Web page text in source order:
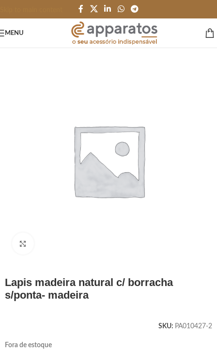
MENU
CANETAS LÁPIS e AFINS/Lápis e Lapiseiras
lapis madeira natural c/ borracha
s/ponta- madeira
SKU: PA010427-2
Fora de estoque